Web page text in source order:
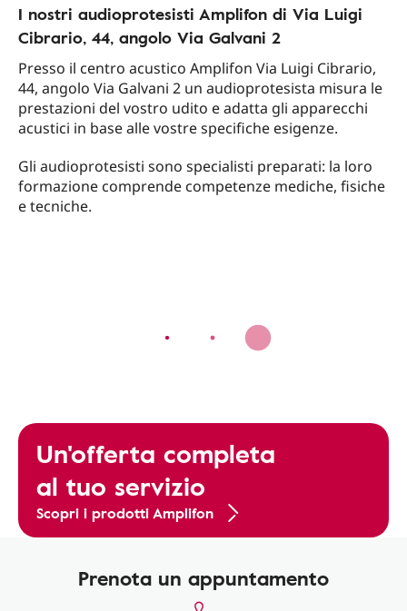
I nostri audioprotesisti Amplifon di Via Luigi
Cibrario, 44, angolo Via Galvani 2
Presso il centro acustico Amplifon Via Luigi Cibrario,
44, angolo Via Galvani 2 un audioprotesista misura le
prestazioni del vostro udito e adatta gli apparecchi
acustici in base alle vostre specifiche esigenze.
Gli audioprotesisti sono specialisti preparati: la loro
formazione comprende competenze mediche, fisiche
e tecniche.
Un'offerta completa
al tuo servizio
Scopri i prodotti Amplifon
Prenota un appuntamento